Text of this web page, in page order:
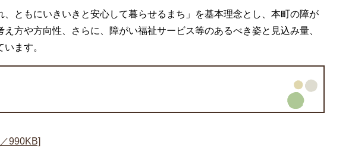
、ともにいきいきと安心して暮らせるまち」を基本理念とし、本町の障が
方や方向性、さらに、障がい福祉サービス等のあるべき姿と見込み量、
ます。
990KB]